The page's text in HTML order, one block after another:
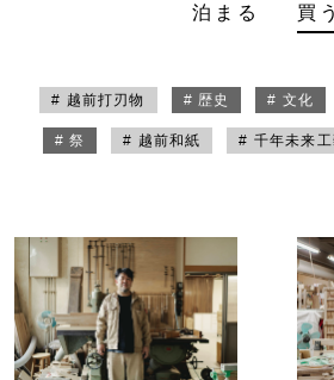
泊まる 買う
# 越前打刃物 # 歴史 # 文化
# 祭 # 越前和紙 # 千年未来